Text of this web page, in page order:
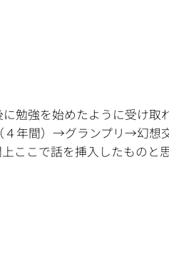
勉強を始めたように受け取
４年間）→グランプリ→幻
ここで話を挿入したものと思